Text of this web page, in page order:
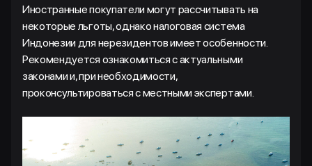
Иностранные покупатели могут рассчитывать на
некоторые льготы, однако налоговая система
Индонезии для нерезидентов имеет особенности.
Рекомендуется ознакомиться с актуальными
законами и, при необходимости,
проконсультироваться с местными экспертами.